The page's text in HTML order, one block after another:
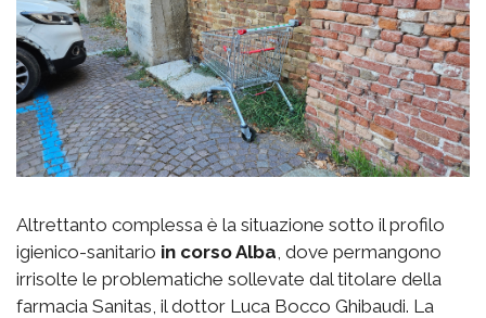
Altrettanto complessa è la situazione sotto il profilo
igienico-sanitario in corso Alba , dove permangono
irrisolte le problematiche sollevate dal titolare della
farmacia Sanitas, il dottor Luca Bocco Ghibaudi. La